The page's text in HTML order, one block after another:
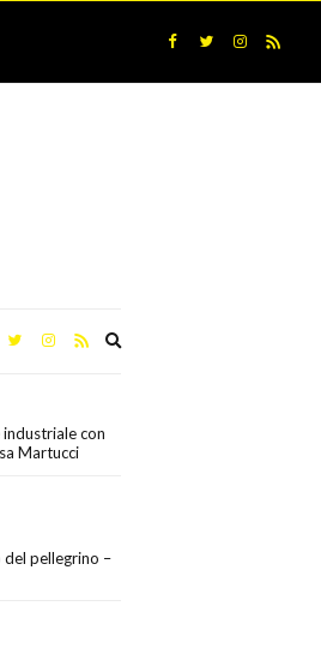
con
Martucci
del pellegrino –